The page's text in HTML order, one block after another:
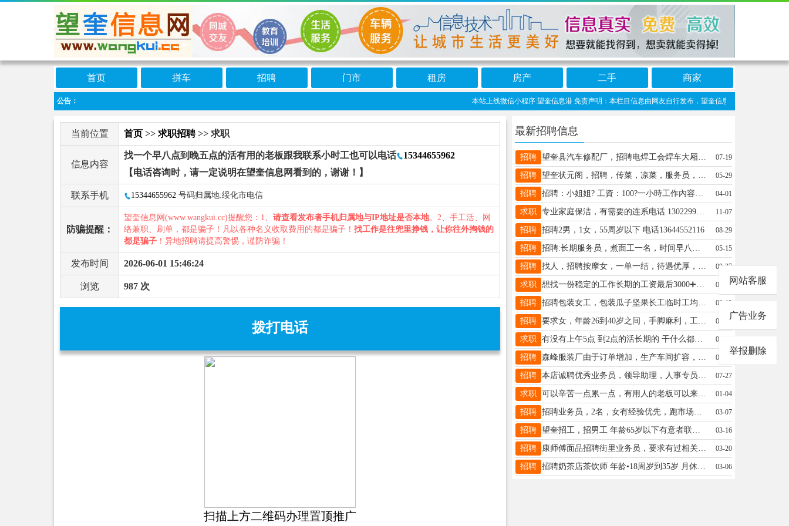
首页 拼车 招聘 门市 租房 房产 二手 商家
公告： 本站上线微信小程序:望奎信息港 免责声明：本栏目信息由网友自行发布，望奎信息网不承担任何责任
当前位置 首页 >> 求职招聘>> 求职
信息内容
找一个早八点到晚五点的活有用的老板跟我联系小时工也可以电话
15344655962
【电话咨询时，请一定说明在望奎信息网看到的，谢谢！】
联系手机 15344655962 号码归属地:绥化市电信
防骗提醒：
望奎信息网(www.wangkui.cc)提醒您：1、 请查看发布者手机归属地与IP地址是否本地。2、手工活、网
络兼职、刷单，都是骗子！凡以各种名义收取费用的都是骗子！ 找工作是往兜里挣钱，让你往外掏钱的
都是骗子 ！异地招聘请提高警惕，谨防诈骗！
发布时间 2026-06-01 15:46:24
浏览 987 次
拨打电话
扫描上方二维码办理置顶推广
最新招聘信息
招聘 望奎县汽车修配厂，招聘电焊工会焊车大厢者优先，工资高于同行业有意者联系电话13674555351，非诚勿扰，工作地点望奎县。 07-19
招聘 望奎状元阁，招聘，传菜，凉菜，服务员，抓串，烤师，应聘电话13873544444 05-29
招聘 招聘：小姐姐? 工資：100?一小時工作內容：吃?? 喝???，有意私聊 歡迎介紹 想换个环境的，想掙錢的私聊，想掙錢的姐妹 聯繫我☎15945675334 04-01
求职 专业家庭保洁，有需要的连系电话 130229912719 11-07
招聘 招聘2男，1女，55周岁以下 电话13644552116 08-29
招聘 招聘:长期服务员，煮面工一名，时间早八晚九，底薪➕满勤➕养老保险➕四个半天休息！ 电话☎️17374756362。 05-15
招聘 找人，招聘按摩女，一单一结，待遇优厚，15665091567 09-27
求职 想找一份稳定的工作长期的工资最后3000➕以上左右从事过，别克 福特 4S店销售顾问 会开车C1驾驶证 联系电话17504328600微信同步 王先生有劳各位老板了 03-12
招聘 招聘包装女工，包装瓜子坚果长工临时工均可，临时工70/天，能干长的优先，早上7.30-晚上5.00。中午供饭。电话04556480777，地址双汇对面东方太格食品 03-12
招聘 要求女，年龄26到40岁之间，手脚麻利，工作认真，一天带薪休假，每天工作9小时，工资3000➕，后期能涨工资，招聘长期，联系电话17066096666 05-30
求职 有没有上午5点 到2点的活长期的 干什么都行联系电话:15545586149 07-19
招聘 森峰服装厂由于订单增加，生产车间扩容，现扩容招聘：男工1人，机台工15人.质检3人，完成班长一人，模板2人，特总机2人，常年订单稳定，不压工资，电话15776021693 04-04
招聘 本店诚聘优秀业务员，领导助理，人事专员，传媒部主管，果蔬部主管，门店店长，财务主管，有经验者优先，年龄25-45岁之间，待遇优厚，联系电话15545551119 07-27
求职 可以辛苦一点累一点，有用人的老板可以来联系。年龄20岁 联系电话，18245530790 01-04
招聘 招聘业务员，2名，女有经验优先，跑市场推销酒，在街里上班，专跑饭店，，工资十提成十效益。电话，15694552999李先生 03-07
招聘 望奎招工，招男工 年龄65岁以下有意者联系我工资面谈13555332811 03-16
招聘 康师傅面品招聘街里业务员，要求有过相关从业经验 招聘热线：18245532929 03-20
招聘 招聘奶茶店茶饮师 年龄•18周岁到35岁 月休两天 三天试用期 薪资面议（非诚勿扰！） ☎️•18745571236（微信同步） 03-06
网站客服
广告业务
举报删除